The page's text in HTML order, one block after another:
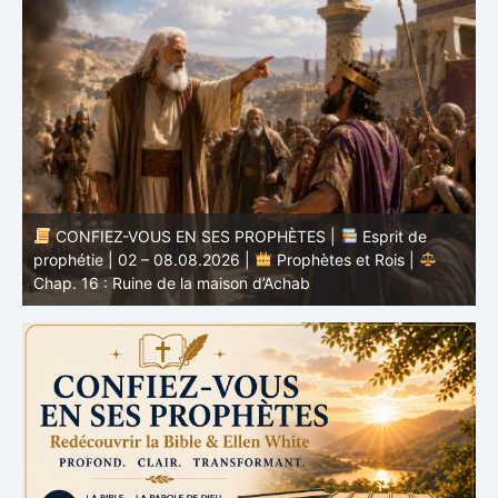
CONFIEZ-VOUS EN SES PROPHÈTES |
Étude
biblique | 02.08.2026 |
Job |
Chap.37 – Devant la
voix de Dieu